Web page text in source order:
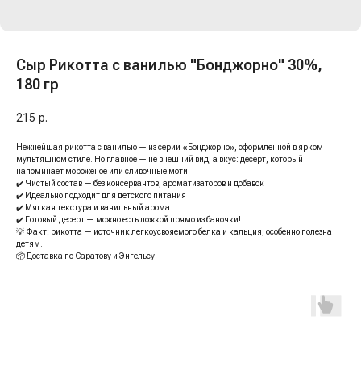
Сыр Рикотта с ванилью "Бонджорно" 30%,
180 гр
215 р.
Нежнейшая рикотта с ванилью — из серии «Бонджорно» , оформленной в ярком
мультяшном стиле. Но главное — не внешний вид, а вкус: десерт, который
напоминает мороженое или сливочные моти.
✔️ Чистый состав — без консервантов, ароматизаторов и добавок
✔️ Идеально подходит для детского питания
✔️ Мягкая текстура и ванильный аромат
✔️ Готовый десерт — можно есть ложкой прямо из баночки!
💡 Факт: рикотта — источник легкоусвояемого белка и кальция, особенно полезна
детям.
📦 Доставка по Саратову и Энгельсу.